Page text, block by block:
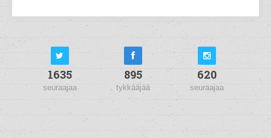
1635
seuraajaa
895
tykkääjää
620
seuraajaa